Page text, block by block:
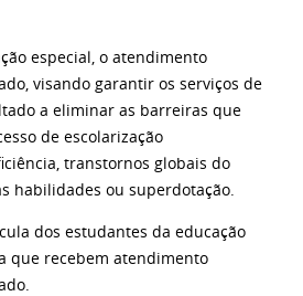
especial, o atendimento
visando garantir os serviços de
a eliminar as barreiras que
de escolarização
transtornos globais do
habilidades ou superdotação.
dos estudantes da educação
que recebem atendimento